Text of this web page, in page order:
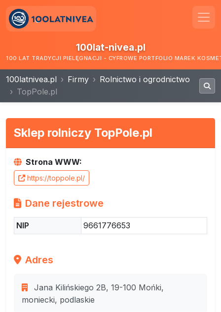
100lat-nivea.pl
100 LAT TRADYCJI PIELĘGNACJI - CYFROWE PORTFOLIO MAREK
100latnivea.pl Firmy
Rolnictwo i ogrodnictwo
TopPole.pl
Sklep rolniczy TopPole.pl
Strona WWW:
https://toppole.pl/
Dane rejestrowe
NIP 9661776653
Adres
Jana Kilińskiego 2B, 19-100 Mońki,
moniecki, podlaskie